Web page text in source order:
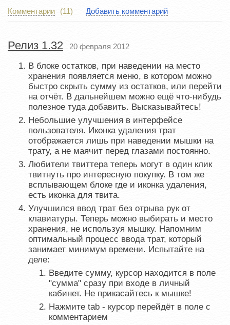
Комментарии (11) Добавить комментарий
Релиз 1.32 20 февраля 2012
В блоке остатков, при наведении на место
хранения появляется меню, в котором можно
быстро скрыть сумму из остатков, или перейти
на отчёт. В дальнейшем можно ещё что-нибудь
полезное туда добавить. Высказывайтесь!
Небольшие улучшения в интерфейсе
пользователя. Иконка удаления трат
отображается лишь при наведении мышки на
трату, а не маячит перед глазами постоянно.
Любители твиттера теперь могут в один клик
твитнуть про интересную покупку. В том же
всплывающем блоке где и иконка удаления,
есть иконка для твита.
Улучшился ввод трат без отрыва рук от
клавиатуры. Теперь можно выбирать и место
хранения, не используя мышку. Напомним
оптимальный процесс ввода трат, который
занимает минимум времени. Испытайте на
деле:
Введите сумму, курсор находится в поле
"сумма" сразу при входе в личный
кабинет. Не прикасайтесь к мышке!
Нажмите tab - курсор перейдёт в поле с
комментарием